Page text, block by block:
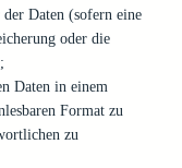
Daten (sofern eine
oder die
Daten in einem
Format zu
zu